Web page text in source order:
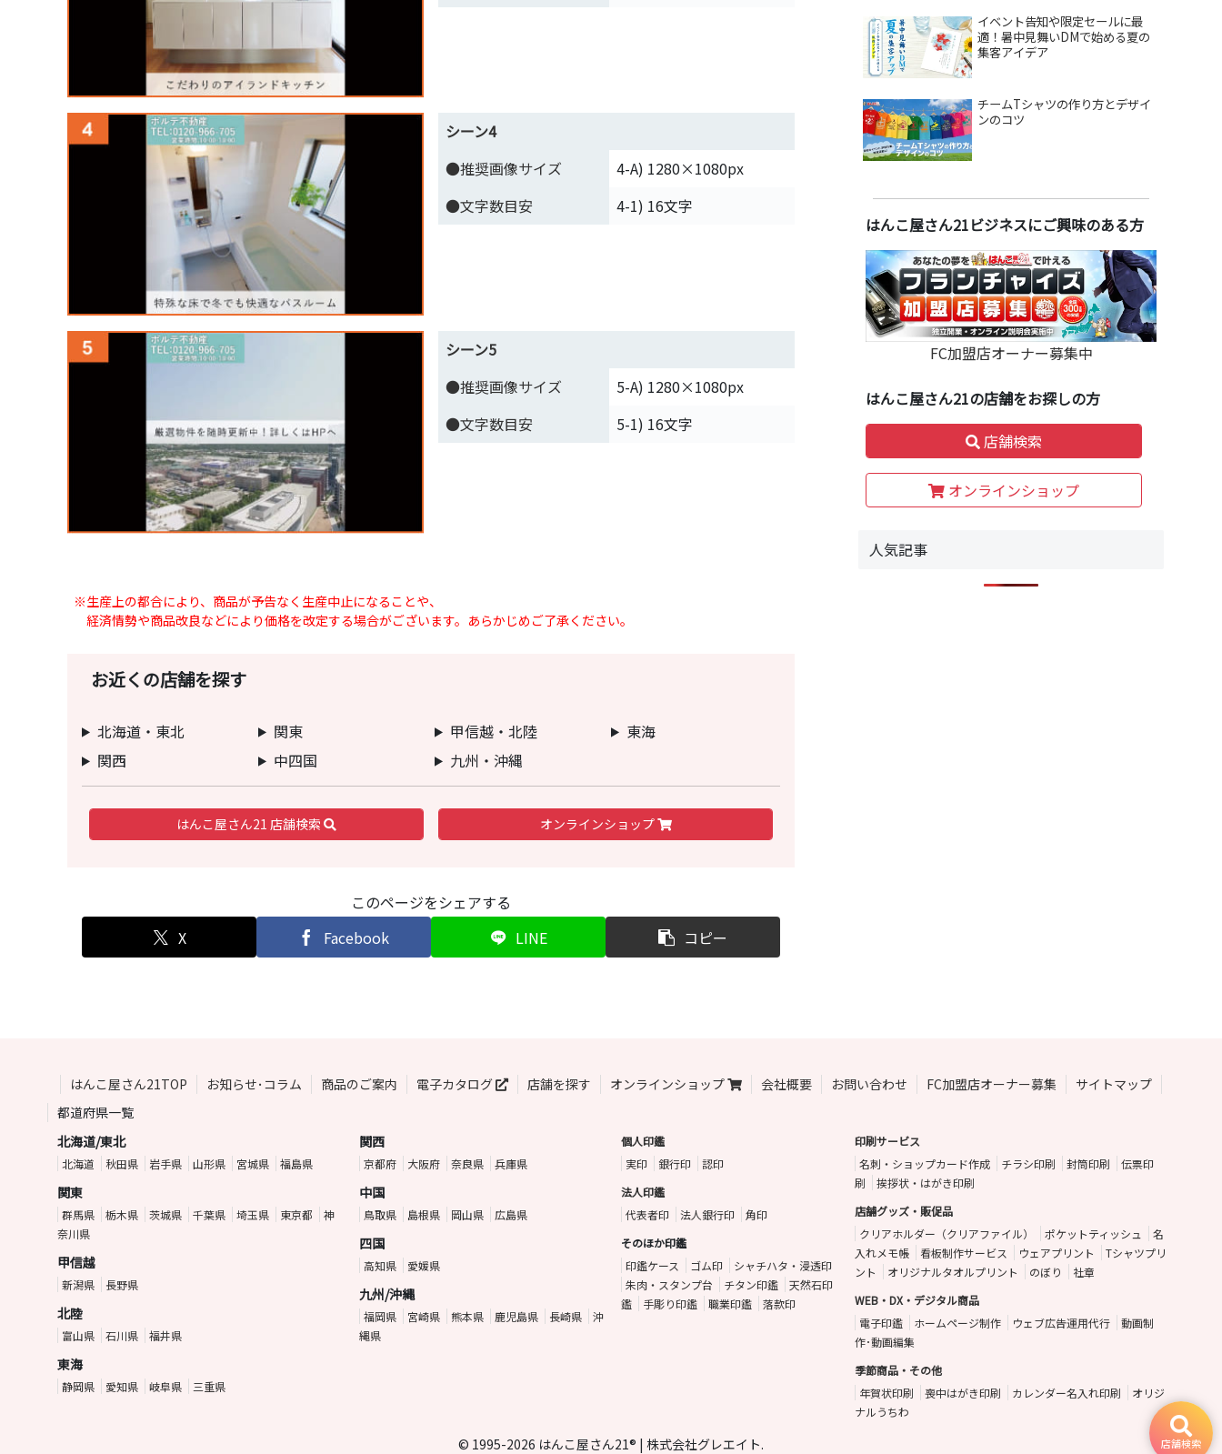
シーン4
●推奨画像サイズ
4-A) 1280×1080px
●文字数目安
4-1) 16文字
シーン5
●推奨画像サイズ
5-A) 1280×1080px
●文字数目安
5-1) 16文字
※生産上の都合により、商品が予告なく生産中止になることや、
経済情勢や商品改良などにより価格を改定する場合がございます。あらかじめご了承ください。
お近くの店舗を探す
北海道・東北 関東 甲信越・北陸
東海
関西
中四国 九州・沖縄
はんこ屋さん21 店舗検索 オンラインショップ
このページをシェアする
X
Facebook LINE コピー
イベント告知や限定セールに最
適！暑中見舞いDMで始める夏の
集客アイデア
チームTシャツの作り方とデザイ
ンのコツ
はんこ屋さん21ビジネスにご興味のある方
FC加盟店オーナー募集中
はんこ屋さん21の店舗をお探しの方
店舗検索
オンラインショップ
人気記事
はんこ屋さん21TOP お知らせ･コラム 商品のご案内 電子カタログ 店舗を探す オンラインショップ 会社概要 お問い合わせ FC加盟店オーナー募集
サイトマップ
都道府県一覧
北海道/東北
北海道 秋田県 岩手県 山形県 宮城県 福島県
関東
群馬県 栃木県 茨城県 千葉県 埼玉県 東京都
神
奈川県
甲信越
新潟県 長野県
北陸
富山県 石川県 福井県
東海
静岡県 愛知県 岐阜県 三重県
関西
京都府 大阪府 奈良県 兵庫県
中国
鳥取県 島根県 岡山県 広島県
四国
高知県 愛媛県
九州/沖縄
福岡県 宮崎県 熊本県 鹿児島県 長崎県
沖
縄県
個人印鑑
実印
銀行印
認印
法人印鑑
代表者印
法人銀行印
角印
そのほか印鑑
印鑑ケース
ゴム印
シャチハタ・浸透印
朱肉・スタンプ台
チタン印鑑
天然石印
鑑
手彫り印鑑 職業印鑑 落款印
印刷サービス
名刺・ショップカード作成
チラシ印刷 封筒印刷
伝票印
刷
挨拶状・はがき印刷
店舗グッズ・販促品
クリアホルダー（クリアファイル）
ポケットティッシュ
名
入れメモ帳
看板制作サービス ウェアプリント
Tシャツプリ
ント
オリジナルタオルプリント のぼり
社章
WEB・DX・デジタル商品
電子印鑑
ホームページ制作 ウェブ広告運用代行
動画制
作･動画編集
季節商品・その他
年賀状印刷
喪中はがき印刷 カレンダー名入れ印刷
オリジ
ナルうちわ
© 1995-2026 はんこ屋さん21® | 株式会社グレエイト. 店舗検索